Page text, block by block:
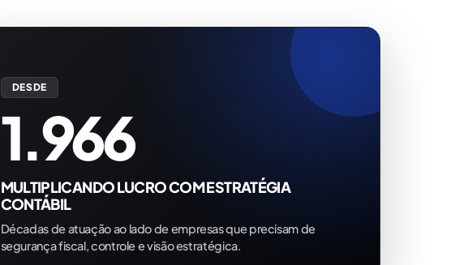
DESDE
1.966
MULTIPLICANDO LUCRO COM ESTRATÉGIA
CONTÁBIL
Décadas de atuação ao lado de empresas que precisam de
segurança fiscal, controle e visão estratégica.